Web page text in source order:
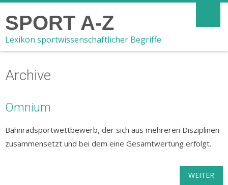
SPORT A-Z
Lexikon sportwissenschaftlicher Begriffe
Archive
Omnium
Bahnradsportwettbewerb, der sich aus mehreren Disziplinen
zusammensetzt und bei dem eine Gesamtwertung erfolgt.
WEITER